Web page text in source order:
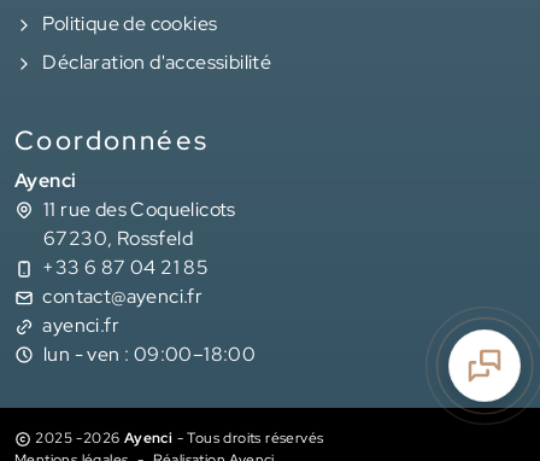
Politique de cookies
Déclaration d'accessibilité
Coordonnées
Ayenci
11 rue des Coquelicots
67230, Rossfeld
+33 6 87 04 21 85
contact@ayenci.fr
ayenci.fr
lun - ven : 09:00–18:00
2025 -2026 Ayenci - Tous droits réservés